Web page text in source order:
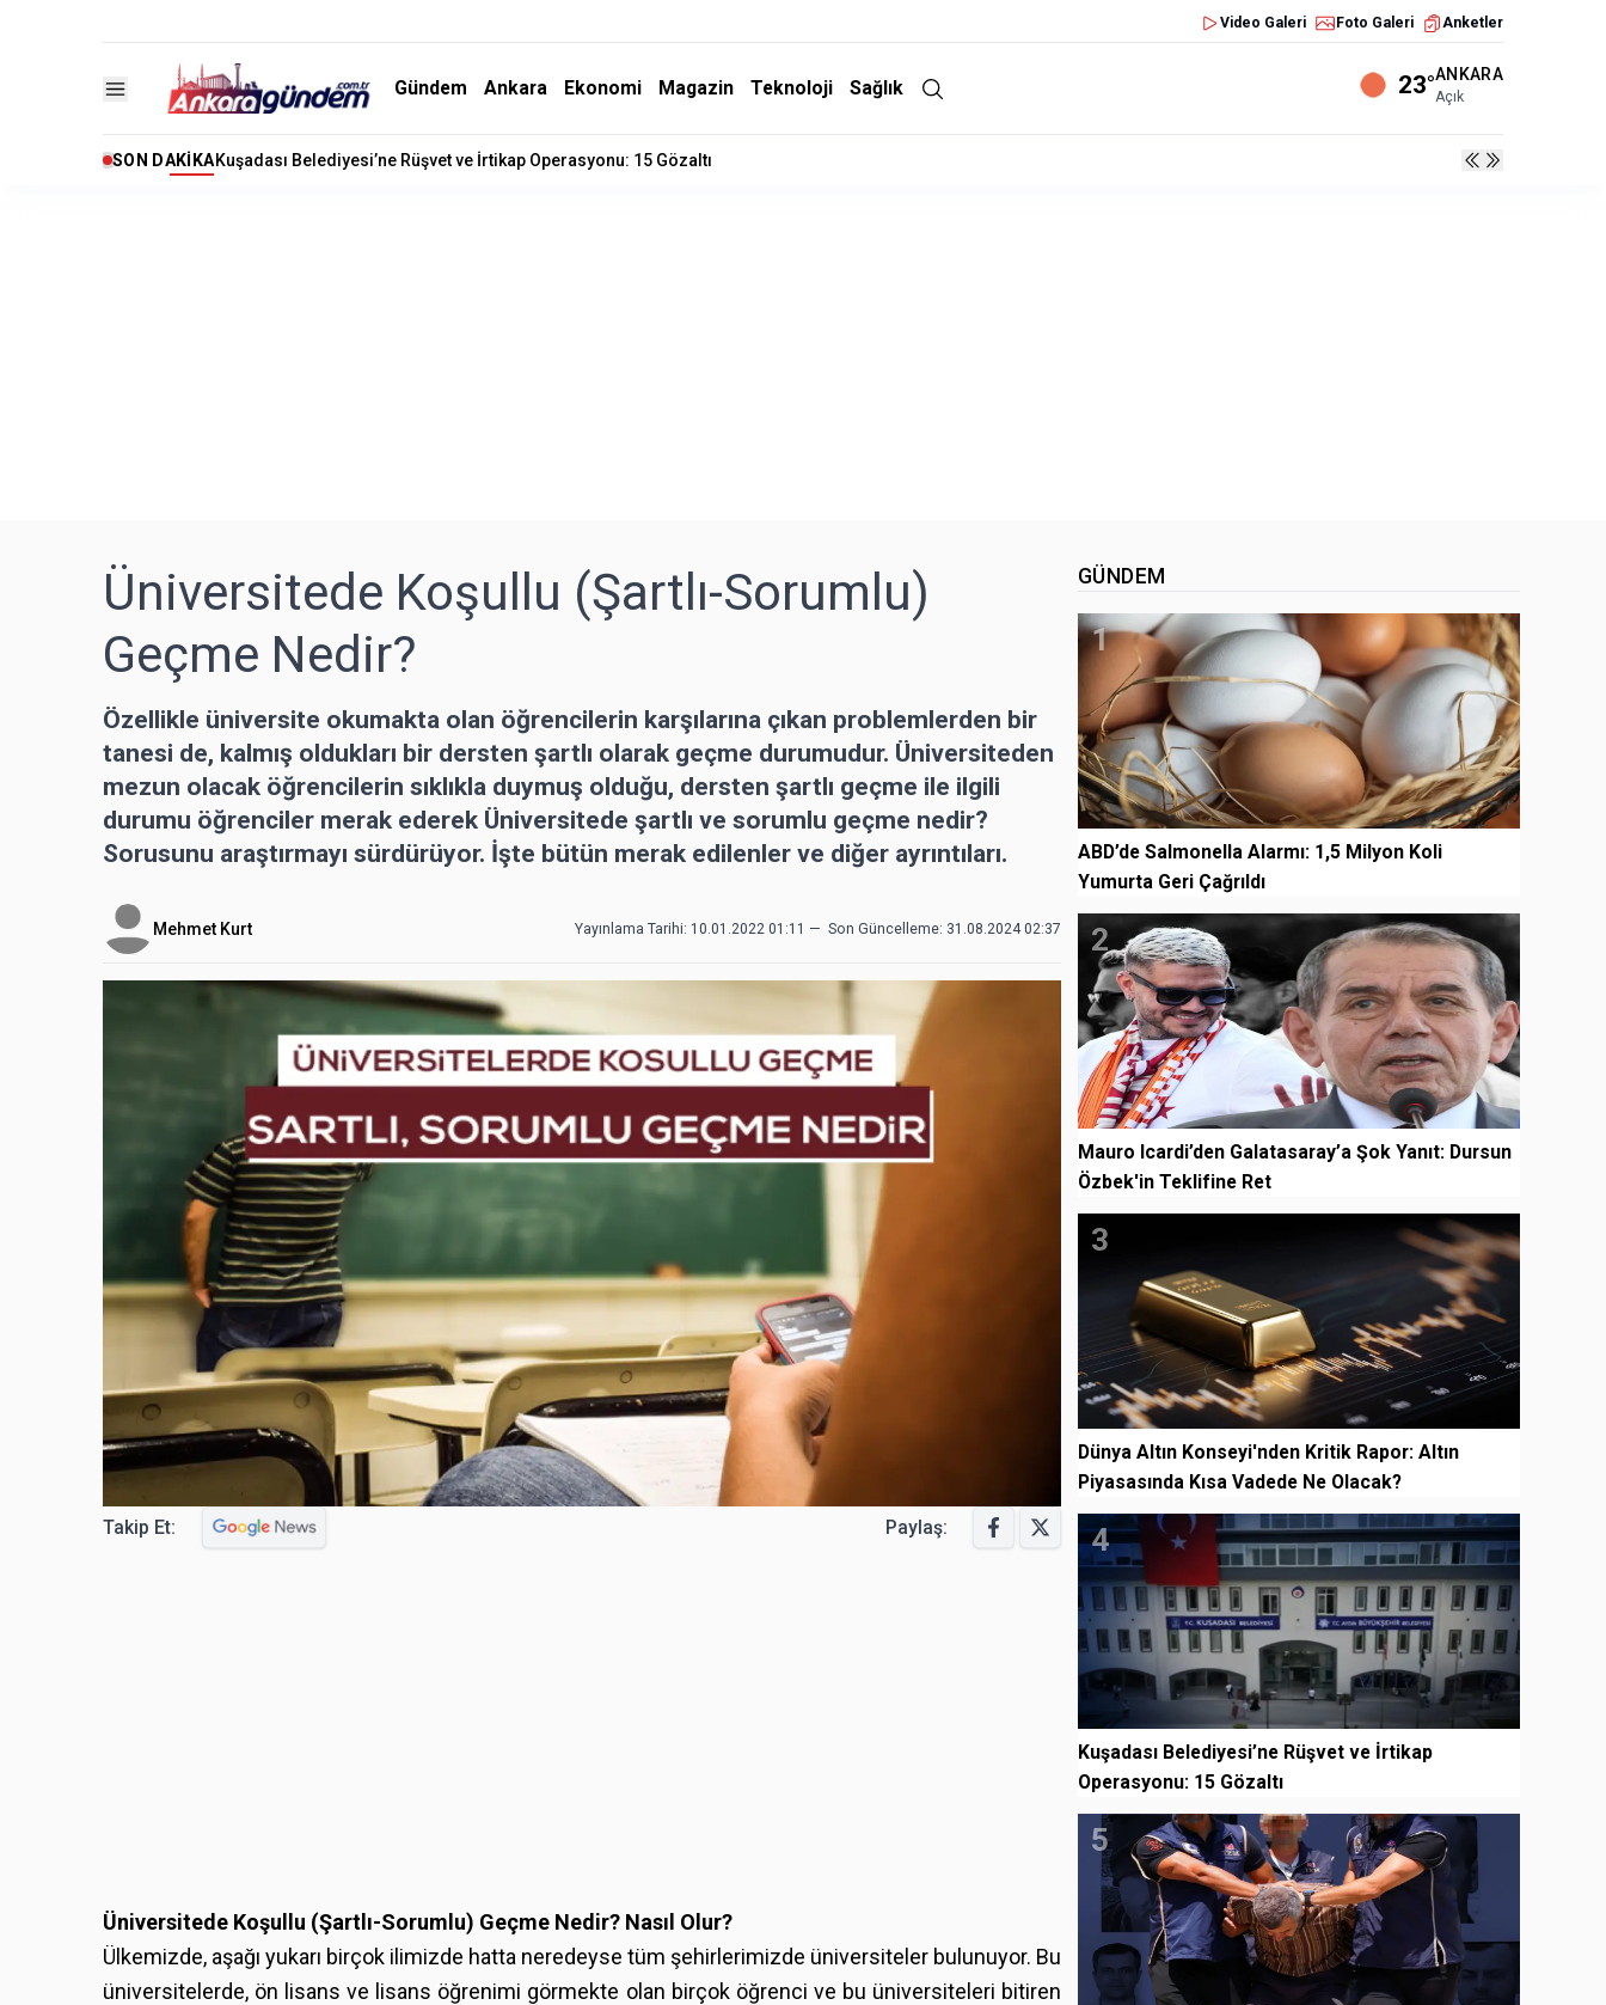
Video Galeri Foto Galeri Anketler
Gündem Ankara Ekonomi Magazin Teknoloji Sağlık 23°ANKARA
Açık
SON DAKIKAKuşadası Belediyesi’ne Rüşvet ve İrtikap Operasyonu: 15 Gözaltı
Üniversitede Koşullu (Şartlı-Sorumlu)
Geçme Nedir?
Özellikle üniversite okumakta olan öğrencilerin karşılarına çıkan problemlerden bir
tanesi de, kalmış oldukları bir dersten şartlı olarak geçme durumudur. Üniversiteden
mezun olacak öğrencilerin sıklıkla duymuş olduğu, dersten şartlı geçme ile ilgili
durumu öğrenciler merak ederek Üniversitede şartlı ve sorumlu geçme nedir?
Sorusunu araştırmayı sürdürüyor. İşte bütün merak edilenler ve diğer ayrıntıları.
Mehmet Kurt Yayınlama Tarihi: 10.01.2022 01:11 — Son Güncelleme: 31.08.2024 02:37
Takip Et: Paylaş:
Üniversitede Koşullu (Şartlı-Sorumlu) Geçme Nedir? Nasıl Olur?
Ülkemizde, aşağı yukarı birçok ilimizde hatta neredeyse tüm şehirlerimizde üniversiteler bulunuyor. Bu
üniversitelerde, ön lisans ve lisans öğrenimi görmekte olan birçok öğrenci ve bu üniversiteleri bitiren
GÜNDEM
1
ABD’de Salmonella Alarmı: 1,5 Milyon Koli
Yumurta Geri Çağrıldı
2
Mauro Icardi’den Galatasaray’a Şok Yanıt: Dursun
Özbek'in Teklifine Ret
3
Dünya Altın Konseyi'nden Kritik Rapor: Altın
Piyasasında Kısa Vadede Ne Olacak?
4
Kuşadası Belediyesi’ne Rüşvet ve İrtikap
Operasyonu: 15 Gözaltı
5